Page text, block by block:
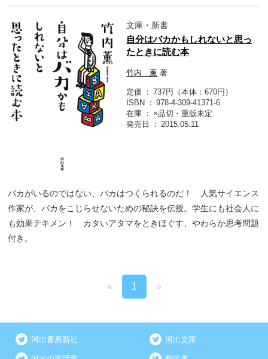
文庫・新書
自分はバカかもしれないと思っ
たときに読む本
竹内 薫 著
定価
737円（本体：670円）
ISBN
978-4-309-41371-6
在庫
×品切・重版未定
発売日
2015.05.11
バカがいるのではない、バカはつくられるのだ！ 人気サイエンス
作家が、バカをこじらせないための秘訣を伝授。学生にも社会人に
も効果テキメン！ カタいアタマをときほぐす、やわらか思考問題
付き。
« 1 »
河出書房新社 河出文庫